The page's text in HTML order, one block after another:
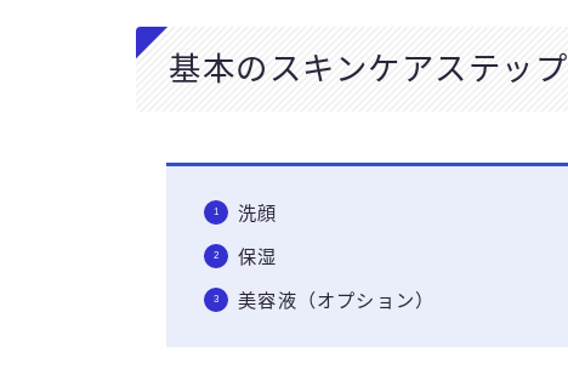
基本のスキンケアステップ
洗顔
保湿
美容液（オプション）